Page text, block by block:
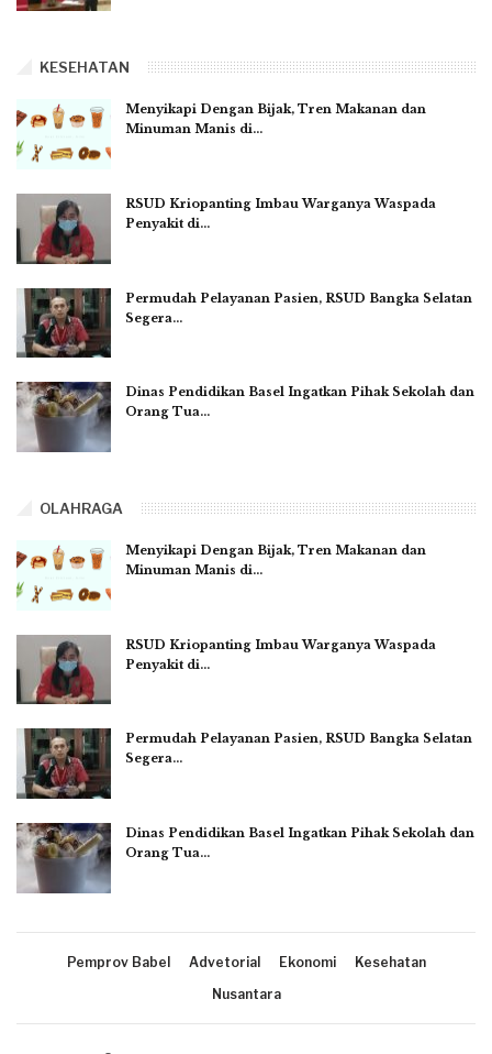
KESEHATAN
Menyikapi Dengan Bijak, Tren Makanan dan
Minuman Manis di…
RSUD Kriopanting Imbau Warganya Waspada
Penyakit di…
Permudah Pelayanan Pasien, RSUD Bangka Selatan
Segera…
Dinas Pendidikan Basel Ingatkan Pihak Sekolah dan
Orang Tua…
OLAHRAGA
Menyikapi Dengan Bijak, Tren Makanan dan
Minuman Manis di…
RSUD Kriopanting Imbau Warganya Waspada
Penyakit di…
Permudah Pelayanan Pasien, RSUD Bangka Selatan
Segera…
Dinas Pendidikan Basel Ingatkan Pihak Sekolah dan
Orang Tua…
Pemprov Babel Advetorial Ekonomi
Kesehatan
Nusantara